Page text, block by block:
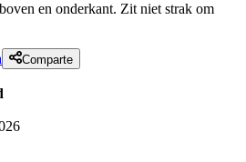
en onderkant. Zit niet strak om
Comparte